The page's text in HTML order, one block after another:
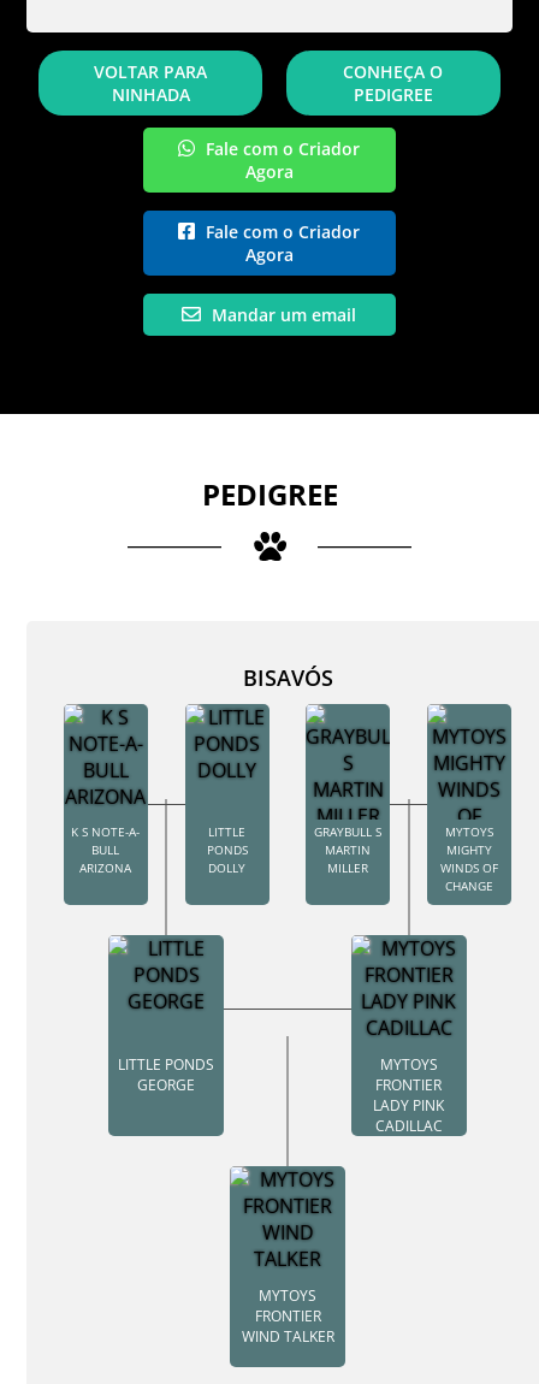
VOLTAR PARA
NINHADA
CONHEÇA O
PEDIGREE
Fale com o Criador
Agora
Fale com o Criador
Agora
Mandar um email
PEDIGREE
MYTOYS
FRONTIER
WIND TALKER
LITTLE PONDS
GEORGE
MYTOYS
FRONTIER
LADY PINK
CADILLAC
BISAVÓS
K S NOTE-A-
BULL
ARIZONA
LITTLE
PONDS
DOLLY
GRAYBULL S
MARTIN
MILLER
MYTOYS
MIGHTY
WINDS OF
CHANGE